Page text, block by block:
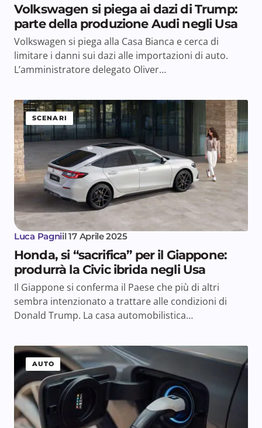
Volkswagen si piega ai dazi di Trump:
parte della produzione Audi negli Usa
Volkswagen si piega alla Casa Bianca e cerca di
limitare i danni sui dazi alle importazioni di auto.
L’amministratore delegato Oliver…
SCENARI
Luca Pagniil 17 Aprile 2025
Honda, si “sacrifica” per il Giappone:
produrrà la Civic ibrida negli Usa
Il Giappone si conferma il Paese che più di altri
sembra intenzionato a trattare alle condizioni di
Donald Trump. La casa automobilistica…
AUTO